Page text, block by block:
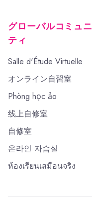
グローバルコミュニ
ティ
Salle d'Étude Virtuelle
オンライン自習室
Phòng học ảo
线上自修室
自修室
온라인 자습실
ห้องเรียนเสมือนจริง